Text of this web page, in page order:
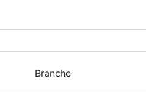
Branche